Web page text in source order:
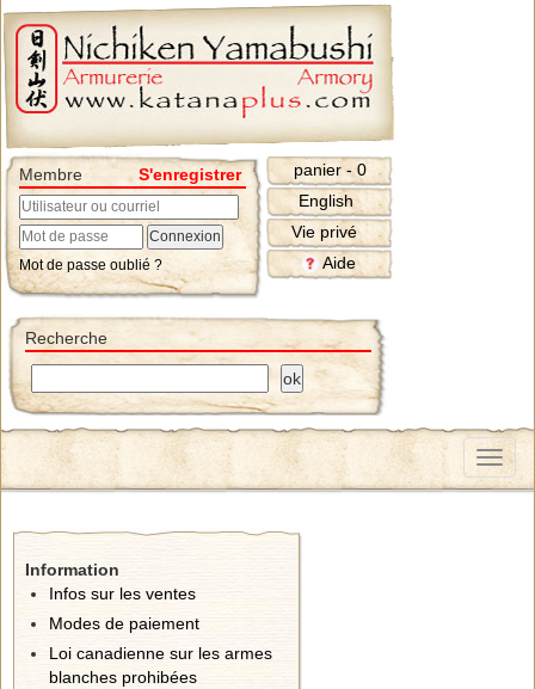
Membre S'enregistrer
Mot de passe oublié ?
panier - 0
English
Vie privé
Aide
Recherche
Menu
Information
Infos sur les ventes
Modes de paiement
Loi canadienne sur les armes
blanches prohibées